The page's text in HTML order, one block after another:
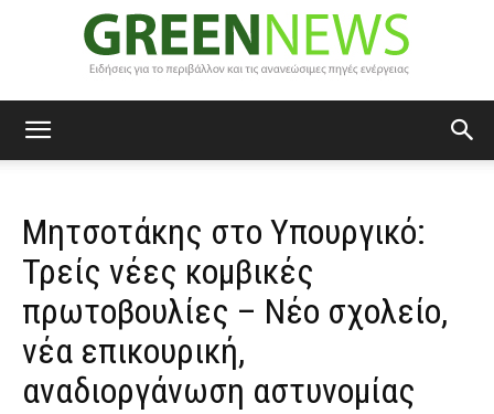
News
Μητσοτάκης στο Υπουργικό:
Τρείς νέες κομβικές
πρωτοβουλίες – Νέο σχολείο,
νέα επικουρική,
αναδιοργάνωση αστυνομίας